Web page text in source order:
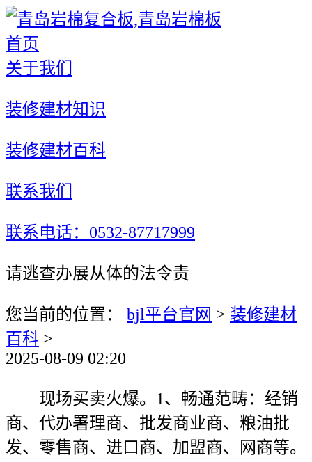
首页
关于我们
装修建材知识
装修建材百科
联系我们
联系电话：0532-87717999
请逃查办展从体的法令责
您当前的位置： bjl平台官网 > 装修建材
百科 >
2025-08-09 02:20
现场买卖火爆。1、畅通范畴：经销
商、代办署理商、批发商业商、粮油批
发、零售商、进口商、加盟商、网商等。